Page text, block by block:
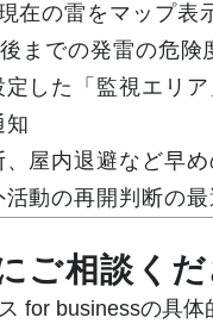
在の雷をマップ表
までの発雷の危険
定した「監視エリ
知
屋内退避など早
動の再開判断の最
ご相談く
for businessの具体